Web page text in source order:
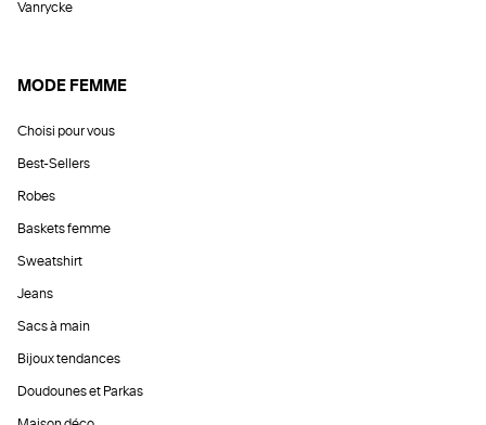
Vanrycke
MODE FEMME
Choisi pour vous
Best-Sellers
Robes
Baskets femme
Sweatshirt
Jeans
Sacs à main
Bijoux tendances
Doudounes et Parkas